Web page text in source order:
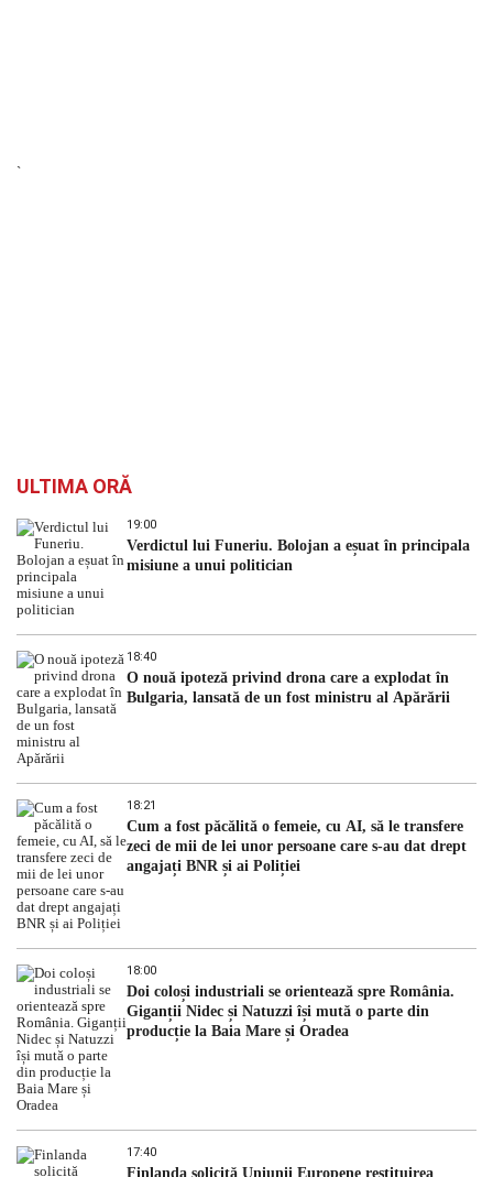
`
ULTIMA ORĂ
19:00
Verdictul lui Funeriu. Bolojan a eșuat în principala
misiune a unui politician
18:40
O nouă ipoteză privind drona care a explodat în
Bulgaria, lansată de un fost ministru al Apărării
18:21
Cum a fost păcălită o femeie, cu AI, să le transfere
zeci de mii de lei unor persoane care s-au dat drept
angajați BNR și ai Poliției
18:00
Doi coloși industriali se orientează spre România.
Giganții Nidec și Natuzzi își mută o parte din
producție la Baia Mare și Oradea
17:40
Finlanda solicită Uniunii Europene restituirea